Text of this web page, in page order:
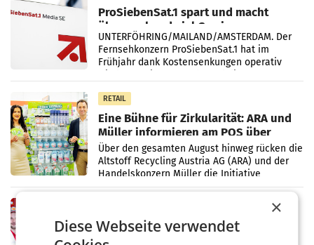
ProSiebenSat.1 spart und macht
überraschend viel Gewinn
UNTERFÖHRING/MAILAND/AMSTERDAM. Der
Fernsehkonzern ProSiebenSat.1 hat im
Frühjahr dank Kostensenkungen operativ
RETAIL
Eine Bühne für Zirkularität: ARA und
Müller informieren am POS über
Kreislauffähigkeit
Über den gesamten August hinweg rücken die
Altstoff Recycling Austria AG (ARA) und der
Handelskonzern Müller die Initiative
„Kreislauf-Helden“ in allen österreichischen
Penny modernisiert zwei Filialen in
×
Diese Webseite verwendet